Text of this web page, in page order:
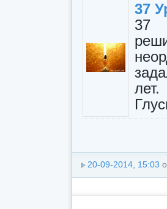
37
37
20-09-2014, 15:03